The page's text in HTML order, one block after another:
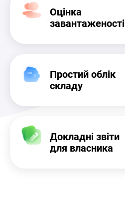
Оцінка
завантаженості
Простий облік
складу
Докладні звіти
для власника